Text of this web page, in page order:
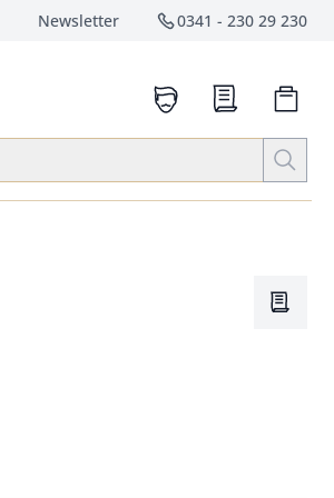
Newsletter Service-
0341 - 230 29 230
anrufen